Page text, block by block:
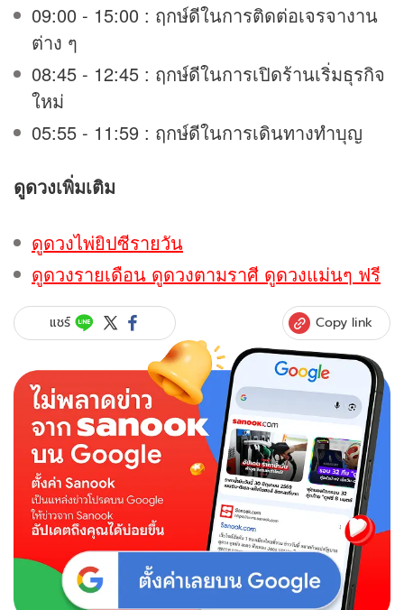
09:00 - 15:00 : ฤกษ์ดีในการติดต่อเจรจางาน
ต่าง ๆ
08:45 - 12:45 : ฤกษ์ดีในการเปิดร้านเริ่มธุรกิจ
ใหม่
05:55 - 11:59 : ฤกษ์ดีในการเดินทางทำบุญ
ดูดวงเพิ่มเติม
ดูดวงไพ่ยิปซีรายวัน
ดูดวงรายเดือน ดูดวงตามราศี ดูดวงแม่นๆ ฟรี
แชร์ Copy link